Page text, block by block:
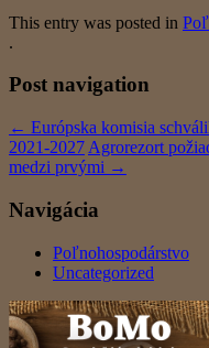
This entry was posted in
.
Post navigation
← Európska komisia
2021-2027 Agrorezort
medzi prvými →
Navigácia
Poľnohospodárstvo
Uncategorized